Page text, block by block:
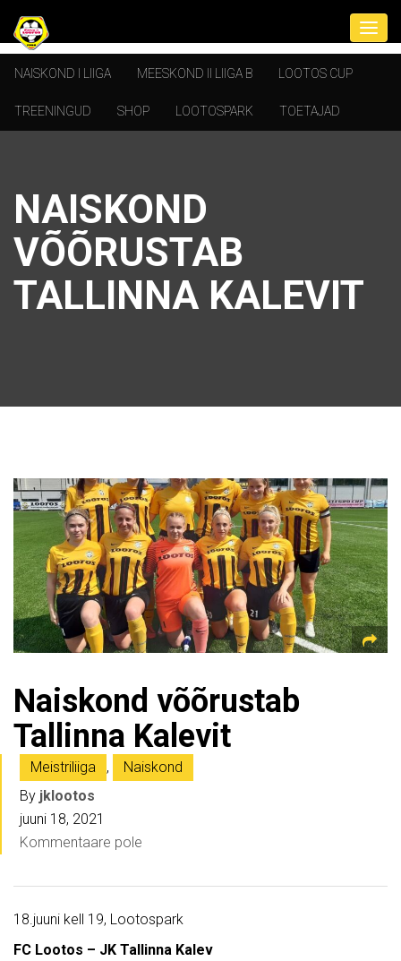
NAISKOND I LIIGA MEESKOND II LIIGA B LOOTOS CUP
TREENINGUD SHOP LOOTOSPARK TOETAJAD
NAISKOND
VÕÕRUSTAB
TALLINNA KALEVIT
Naiskond võõrustab
Tallinna Kalevit
Meistriliiga ,
Naiskond
By jklootos
juuni 18, 2021
Kommentaare pole
18.juuni kell 19, Lootospark
FC Lootos – JK Tallinna Kalev